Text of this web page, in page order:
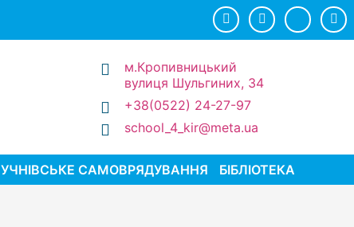
м.Кропивницький
вулиця Шульгиних, 34
+38(0522) 24-27-97
school_4_kir@meta.ua
УЧНІВСЬКЕ САМОВРЯДУВАННЯ БІБЛІОТЕКА